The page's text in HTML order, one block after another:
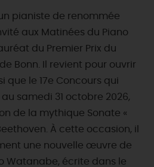
L'AGENDA
pianiste de renommée
aux Matinées du Piano
du Premier Prix du
Bonn. Il revient pour ouvrir
que le 17e Concours qui
samedi 31 octobre 2026,
de la mythique Sonate «
À cette occasion, il
une nouvelle œuvre de
Watanabe, écrite dans le